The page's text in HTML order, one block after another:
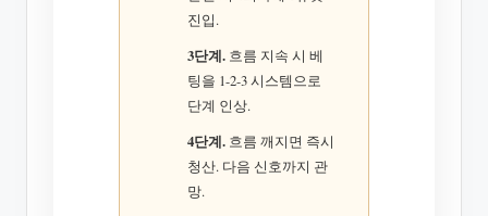
진입.
3단계. 흐름 지속 시 베
팅을 1-2-3 시스템으로
단계 인상.
4단계. 흐름 깨지면 즉시
청산. 다음 신호까지 관
망.